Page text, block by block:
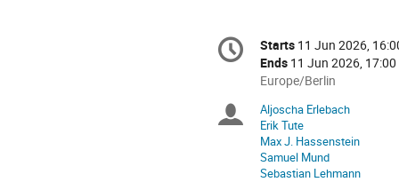
Conference
information
Date/Time
Starts 11 Jun 2026,
Ends 11 Jun 2026, 17:00
All
are
in
Europe/Berlin
Europe/Berlin
Chairpersons
Aljoscha Erlebach
Erik Tute
Max J. Hassenstein
Samuel Mund
Sebastian Lehmann